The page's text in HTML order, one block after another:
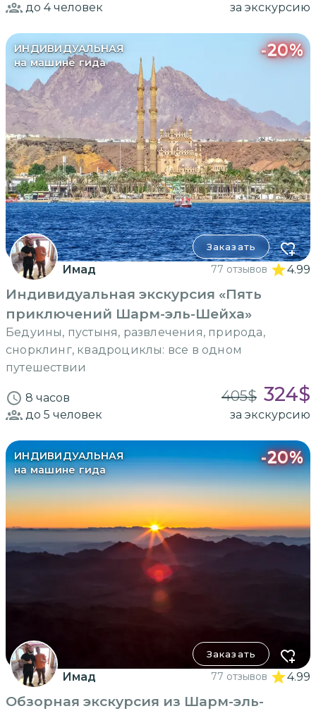
до 4человек за экскурсию
ИНДИВИДУАЛЬНАЯ
на машине гида
-20%
Заказать
Имад 77 отзывов 4.99
Индивидуальная экскурсия «Пять
приключений Шарм-эль-Шейха»
Бедуины, пустыня, развлечения, природа,
снорклинг, квадроциклы: все в одном
путешествии
8 часов 405$ 324$
до 5 человек за экскурсию
ИНДИВИДУАЛЬНАЯ
на машине гида
-20%
Заказать
Имад 77 отзывов 4.99
Обзорная экскурсия из Шарм-эль-